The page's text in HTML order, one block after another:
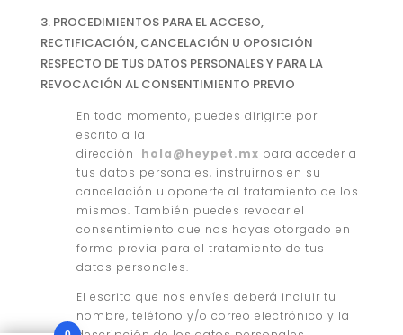
3. PROCEDIMIENTOS PARA EL ACCESO,
RECTIFICACIÓN, CANCELACIÓN U OPOSICIÓN
RESPECTO DE TUS DATOS PERSONALES Y PARA LA
REVOCACIÓN AL CONSENTIMIENTO PREVIO
En todo momento, puedes dirigirte por
escrito a la
dirección
hola@heypet.mx para acceder a
tus datos personales, instruirnos en su
cancelación u oponerte al tratamiento de los
mismos. También puedes revocar el
consentimiento que nos hayas otorgado en
forma previa para el tratamiento de tus
datos personales.
El escrito que nos envíes deberá incluir tu
nombre, teléfono y/o correo electrónico y la